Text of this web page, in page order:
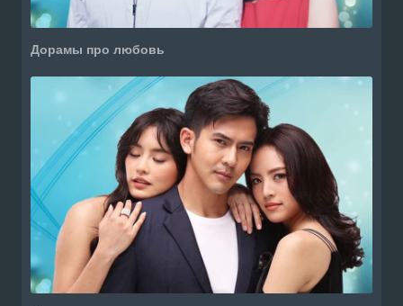
Дорамы про любовь